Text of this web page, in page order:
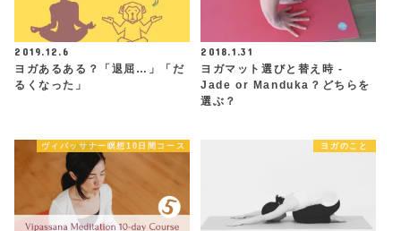
2019.12.6
ヨガあるある？「退屈…」「だ
るくなった」
2018.1.31
ヨガマット選びと替え時 -
Jade or Manduka？どちらを
選ぶ？
ヴィパッサナー瞑想10日間コース ヨガのこと